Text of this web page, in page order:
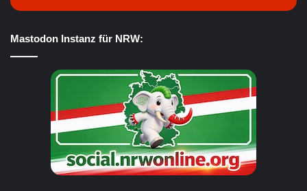
Mastodon Instanz für NRW: